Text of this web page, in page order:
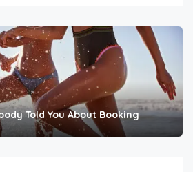
Told You About Booking